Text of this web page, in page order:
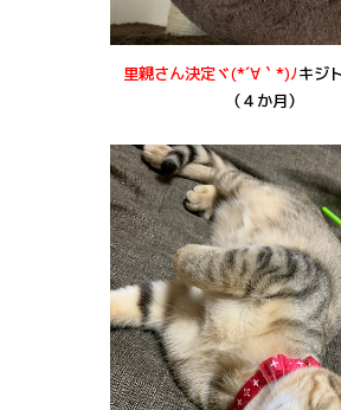
里親さん決定ヾ(*´∀｀*)ﾉキジ
（４か月）